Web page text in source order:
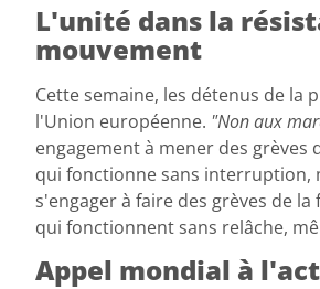
L'unité dans la
mouvement
Cette semaine, les détenus de
l'Union européenne. "Non aux
engagement à mener des
qui fonctionne sans interruption,
s'engager à faire des grèves de
qui fonctionnent sans relâche,
Appel mondial à